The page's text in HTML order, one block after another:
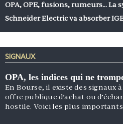
OPA, OPE, fusions, rumeurs… La
Schneider Electric va absorber
SIGNAUX
OPA, les indices qui ne
En Bourse, il existe des signaux
offre publique d’achat ou
hostile. Voici les plus